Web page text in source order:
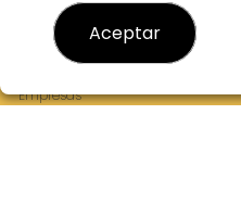
¿Quiénes somos?
Comprar lotería
Resultados
Empresas
Aceptar